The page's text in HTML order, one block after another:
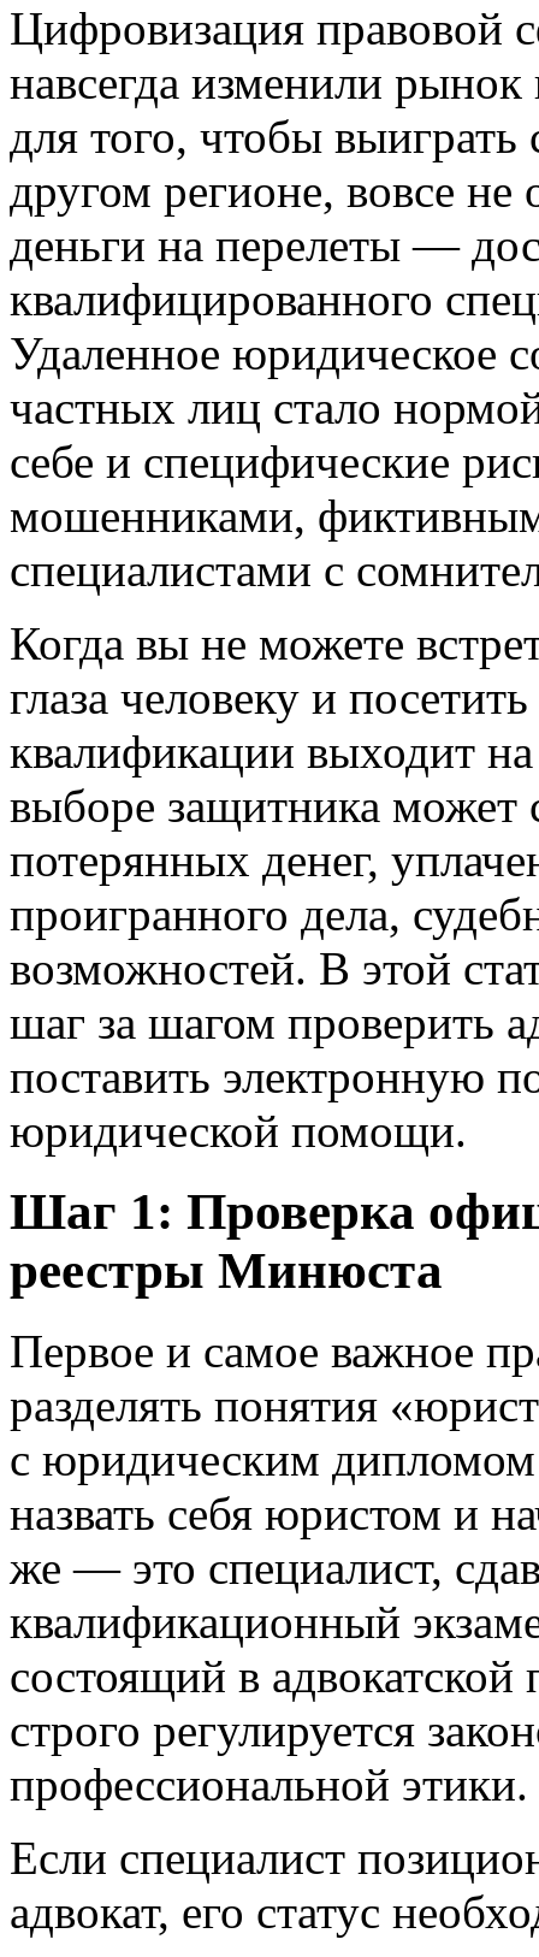
Цифровизация правовой
навсегда изменили
для того, чтобы
другом регионе, вовсе не
деньги на перелеты —
квалифицированного
Удаленное юридическое
частных лиц стало
себе и специфические
мошенниками,
специалистами с
Когда вы не можете
глаза человеку и
квалификации выходит
выборе защитника может
потерянных денег,
проигранного дела,
возможностей. В этой
шаг за шагом проверить
поставить электронную
юридической помощи.
Шаг 1: Проверка
реестры Минюста
Первое и самое важное
разделять понятия
с юридическим дипломом
назвать себя юристом и
же — это специалист,
квалификационный
состоящий в адвокатской
строго регулируется
профессиональной этики.
Если специалист
адвокат, его статус